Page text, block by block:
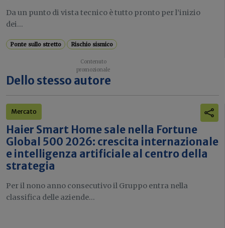
Da un punto di vista tecnico è tutto pronto per l’inizio
dei...
Ponte sullo stretto Rischio sismico
Dello stesso autore
Mercato
Haier Smart Home sale nella Fortune
Global 500 2026: crescita internazionale
e intelligenza artificiale al centro della
strategia
Per il nono anno consecutivo il Gruppo entra nella
classifica delle aziende...